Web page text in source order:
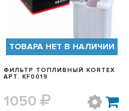
ТОВАРА НЕТ В НАЛИЧИИ
ФИЛЬТР ТОПЛИВНЫЙ KORTEX
АРТ. KF0019
1050